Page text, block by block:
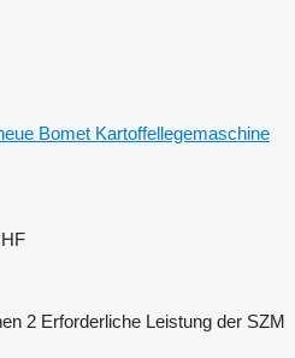
Bomet Kartoffellegemaschine
2 Erforderliche Leistung der SZM